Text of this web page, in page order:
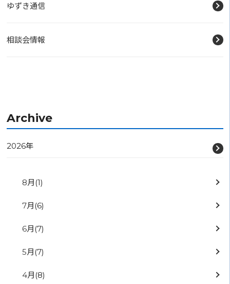
ゆずき通信
相談会情報
Archive
2026年
8月 (1)
7月 (6)
6月 (7)
5月 (7)
4月 (8)